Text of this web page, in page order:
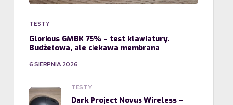
TESTY
Glorious GMBK 75% – test klawiatury.
Budżetowa, ale ciekawa membrana
6 SIERPNIA 2026
TESTY
Dark Project Novus Wireless –